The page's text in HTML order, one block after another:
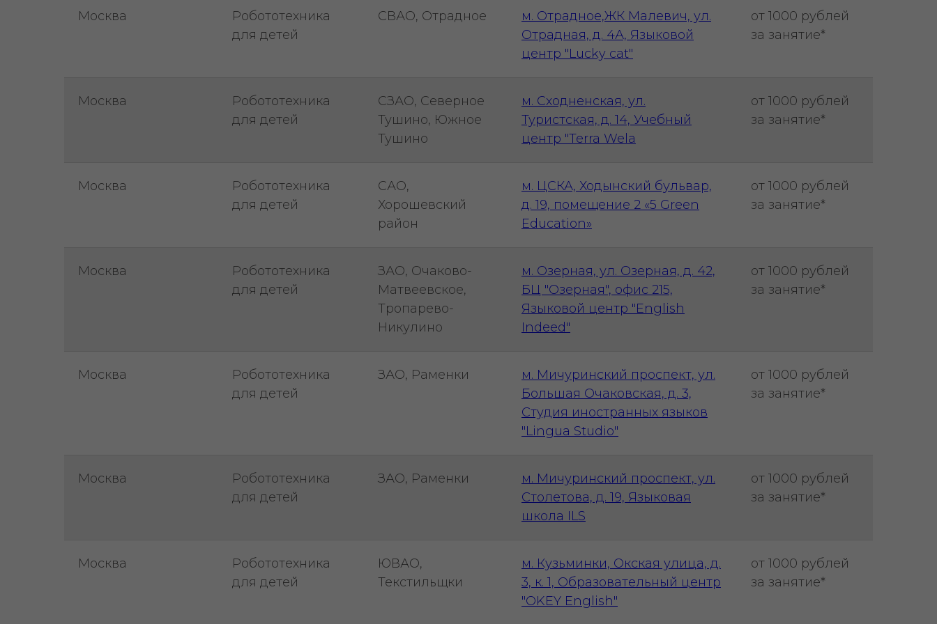
Москва
Робототехника
для детей
СВАО, Отрадное
м. Отрадное,ЖК Малевич, ул.
Отрадная, д. 4А, Языковой
центр "Lucky cat"
от 1000 рублей
за занятие*
Москва
Робототехника
для детей
СЗАО, Северное
Тушино, Южное
Тушино
м. Сходненская, ул.
Туристская, д. 14, Учебный
центр "Terra Wela
от 1000 рублей
за занятие*
Москва
Робототехника
для детей
САО,
Хорошевский
район
м. ЦСКА, Ходынский бульвар,
д. 19, помещение 2 «5 Green
Education»
от 1000 рублей
за занятие*
Москва
Робототехника
для детей
ЗАО, Очаково-
Матвеевское,
Тропарево-
Никулино
м. Озерная, ул. Озерная, д. 42,
БЦ "Озерная", офис 215,
Языковой центр "English
Indeed"
от 1000 рублей
за занятие*
Москва
Робототехника
для детей
ЗАО, Раменки
м. Мичуринский проспект, ул.
Большая Очаковская, д. 3,
Студия иностранных языков
"Lingua Studio"
от 1000 рублей
за занятие*
Москва
Робототехника
для детей
ЗАО, Раменки
м. Мичуринский проспект, ул.
Столетова, д. 19, Языковая
школа ILS
от 1000 рублей
за занятие*
Москва
Робототехника
для детей
ЮВАО,
Текстильщки
м. Кузьминки, Окская улица, д.
3, к. 1, Образовательный центр
"OKEY English"
от 1000 рублей
за занятие*